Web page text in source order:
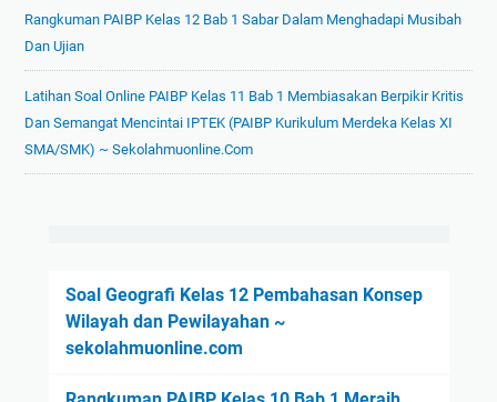
n
y
a
~
P
a
1
n
g
k
n
g
a
Rangkuman PAIBP Kelas 12 Bab 1 Sabar Dalam Menghadapi Musibah
Dan Ujian
Latihan Soal Online PAIBP Kelas 11 Bab 1 Membiasakan Berpikir Kritis
Dan Semangat Mencintai IPTEK (PAIBP Kurikulum Merdeka Kelas XI
SMA/SMK) ~ Sekolahmuonline.com
Soal Geografi Kelas 12 Pembahasan Konsep
Wilayah dan Pewilayahan ~
sekolahmuonline.com